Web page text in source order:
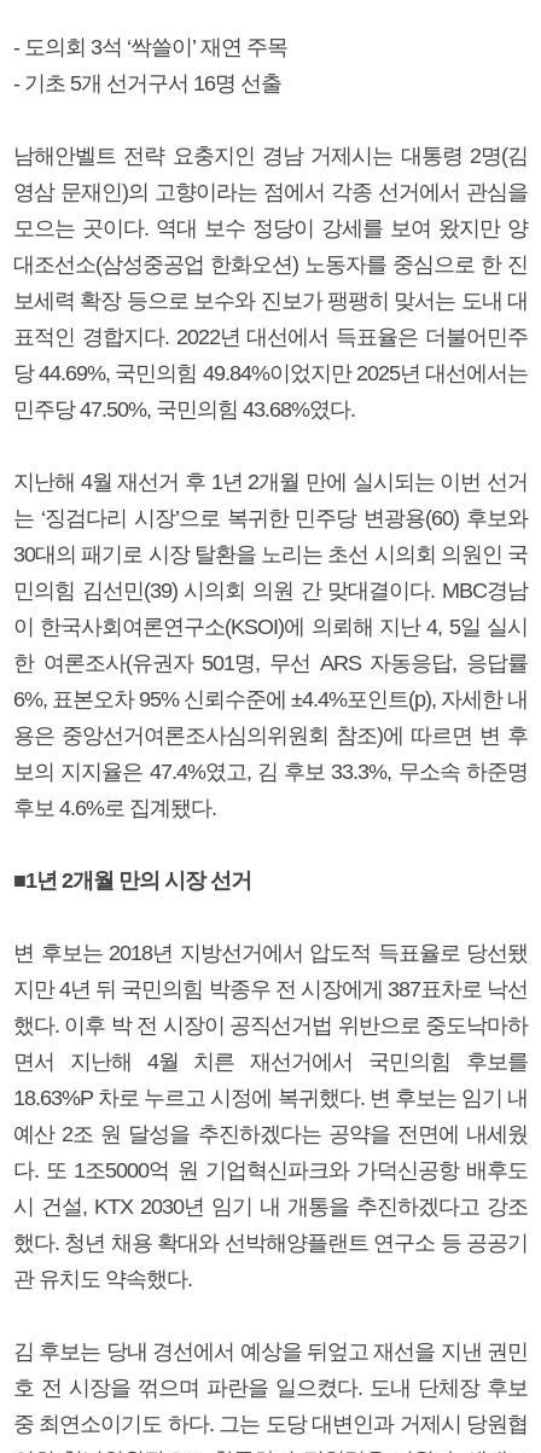
- 도의회 3석 ‘싹쓸이’ 재연 주목
- 기초 5개 선거구서 16명 선출
남해안벨트 전략 요충지인 경남 거제시는 대통령 2명(김
영삼 문재인)의 고향이라는 점에서 각종 선거에서 관심을
모으는 곳이다. 역대 보수 정당이 강세를 보여 왔지만 양
대조선소(삼성중공업 한화오션) 노동자를 중심으로 한 진
보세력 확장 등으로 보수와 진보가 팽팽히 맞서는 도내 대
표적인 경합지다. 2022년 대선에서 득표율은 더불어민주
당 44.69%, 국민의힘 49.84%이었지만 2025년 대선에서는
민주당 47.50%, 국민의힘 43.68%였다.
지난해 4월 재선거 후 1년 2개월 만에 실시되는 이번 선거
는 ‘징검다리 시장’으로 복귀한 민주당 변광용(60) 후보와
30대의 패기로 시장 탈환을 노리는 초선 시의회 의원인 국
민의힘 김선민(39) 시의회 의원 간 맞대결이다. MBC경남
이 한국사회여론연구소(KSOI)에 의뢰해 지난 4, 5일 실시
한 여론조사(유권자 501명, 무선 ARS 자동응답, 응답률
6%, 표본오차 95% 신뢰수준에 ±4.4%포인트(p), 자세한 내
용은 중앙선거여론조사심의위원회 참조)에 따르면 변 후
보의 지지율은 47.4%였고, 김 후보 33.3%, 무소속 하준명
후보 4.6%로 집계됐다.
■1년 2개월 만의 시장 선거
변 후보는 2018년 지방선거에서 압도적 득표율로 당선됐
지만 4년 뒤 국민의힘 박종우 전 시장에게 387표차로 낙선
했다. 이후 박 전 시장이 공직선거법 위반으로 중도낙마하
면서 지난해 4월 치른 재선거에서 국민의힘 후보를
18.63%P 차로 누르고 시정에 복귀했다. 변 후보는 임기 내
예산 2조 원 달성을 추진하겠다는 공약을 전면에 내세웠
다. 또 1조5000억 원 기업혁신파크와 가덕신공항 배후도
시 건설, KTX 2030년 임기 내 개통을 추진하겠다고 강조
했다. 청년 채용 확대와 선박해양플랜트 연구소 등 공공기
관 유치도 약속했다.
김 후보는 당내 경선에서 예상을 뒤엎고 재선을 지낸 권민
호 전 시장을 꺾으며 파란을 일으켰다. 도내 단체장 후보
중 최연소이기도 하다. 그는 도당 대변인과 거제시 당원협